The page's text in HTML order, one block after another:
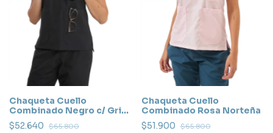
Chaqueta Cuello
Combinado Negro c/ Gris
Perla
$52.640 $65.800
Chaqueta Cuello
Combinado Rosa Norteña
$51.900
$65.800